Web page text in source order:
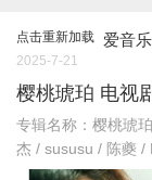
点击重新加载 爱音乐
2025-7-21
樱桃琥珀 电视
专辑名称：樱桃琥
杰 / sususu / 陈夔 /